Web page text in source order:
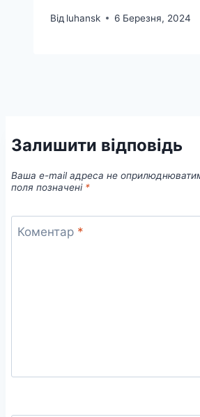
Від luhansk 6 Березня, 2024
Залишити відповідь
Ваша e-mail адреса не
поля позначені *
Коментар *